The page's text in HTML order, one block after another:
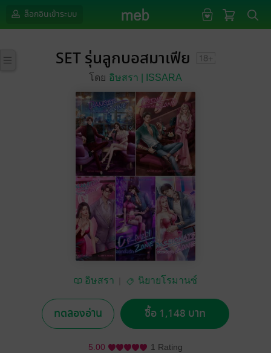
ล็อกอินเข้าระบบ
SET รุ่นลูกบอสมาเฟีย
โดย อิษสรา | ISSARA
อิษสรา นิยายโรมานซ์
ทดลองอ่าน ซื้อ 1,148 บาท
5.00 1 Rating